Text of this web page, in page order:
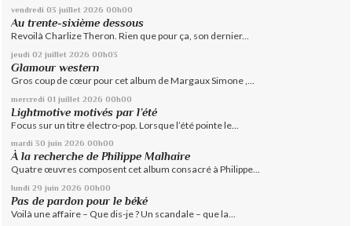
vendredi 03 juillet 2026 00h00
Au trente-sixième dessous
Revoilà Charlize Theron. Rien que pour ça, son dernier...
jeudi 02 juillet 2026 00h03
Glamour western
Gros coup de cœur pour cet album de Margaux Simone ,...
mercredi 01 juillet 2026 00h00
Lightmotive motivés par l’été
Focus sur un titre électro-pop. Lorsque l’été pointe le...
mardi 30 juin 2026 00h00
À la recherche de Philippe Malhaire
Quatre œuvres composent cet album consacré à Philippe...
lundi 29 juin 2026 00h00
Pas de pardon pour le béké
Voilà une affaire – Que dis-je ? Un scandale – que la...